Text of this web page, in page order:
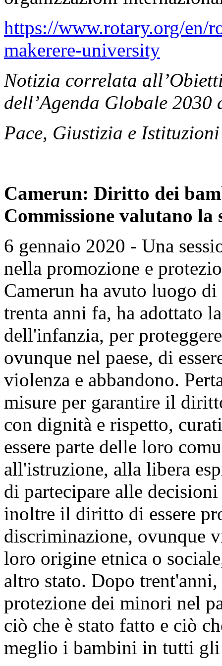
https://www.rotary.org/en/
makerere-university
Notizia correlata
dell’Agenda Globale
Pace, Giustizia e
Camerun: Diritto dei
Commissione valutano la
6 gennaio 2020 - Una
nella promozione e
Camerun ha avuto luogo
trenta anni fa, ha adottato
dell'infanzia, per
ovunque nel paese, di
violenza e abbandono.
misure per garantire il
con dignità e rispetto,
essere parte delle loro
all'istruzione, alla libera
di partecipare alle
inoltre il diritto di essere
discriminazione, ovunque
loro origine etnica o
altro stato. Dopo
protezione dei minori nel
ciò che è stato fatto e ciò
meglio i bambini in tutti gli